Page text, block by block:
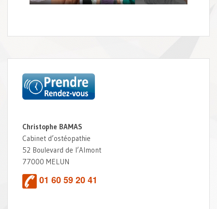
Christophe BAMAS
Cabinet d’ostéopathie
52 Boulevard de l’Almont
77000 MELUN
01 60 59 20 41